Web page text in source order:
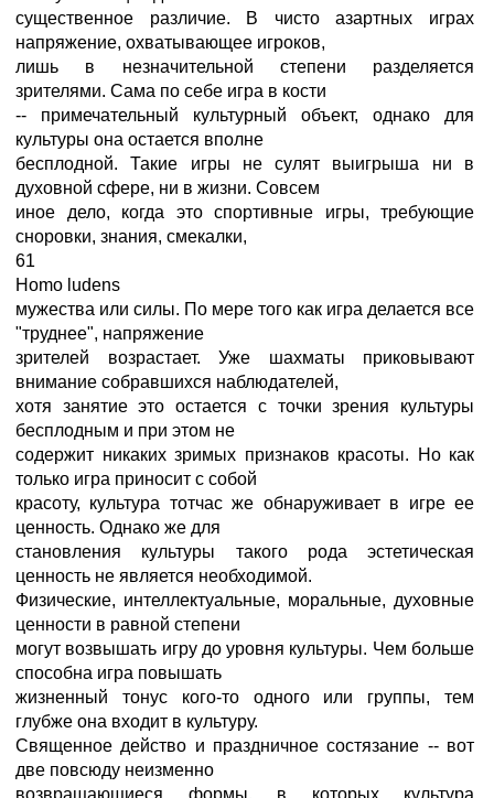
существенное различие. В чисто азартных играх
напряжение, охватывающее игроков,
лишь в незначительной степени разделяется
зрителями. Сама по себе игра в кости
-- примечательный культурный объект, однако для
культуры она остается вполне
бесплодной. Такие игры не сулят выигрыша ни в
духовной сфере, ни в жизни. Совсем
иное дело, когда это спортивные игры, требующие
сноровки, знания, смекалки,
61
Homo ludens
мужества или силы. По мере того как игра делается все
"труднее", напряжение
зрителей возрастает. Уже шахматы приковывают
внимание собравшихся наблюдателей,
хотя занятие это остается с точки зрения культуры
бесплодным и при этом не
содержит никаких зримых признаков красоты. Но как
только игра приносит с собой
красоту, культура тотчас же обнаруживает в игре ее
ценность. Однако же для
становления культуры такого рода эстетическая
ценность не является необходимой.
Физические, интеллектуальные, моральные, духовные
ценности в равной степени
могут возвышать игру до уровня культуры. Чем больше
способна игра повышать
жизненный тонус кого-то одного или группы, тем
глубже она входит в культуру.
Священное действо и праздничное состязание -- вот
две повсюду неизменно
возвращающиеся формы, в которых культура